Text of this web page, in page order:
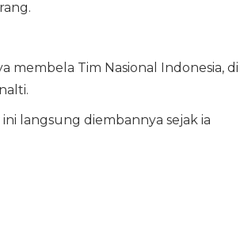
membela Tim Nasional Indonesia, di
langsung diembannya sejak ia